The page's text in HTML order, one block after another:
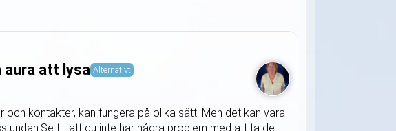
att lysa Alternativt
och kontakter, kan fungera på olika sätt. Men det kan vara
undan.Se till att du inte har några problem med att ta de